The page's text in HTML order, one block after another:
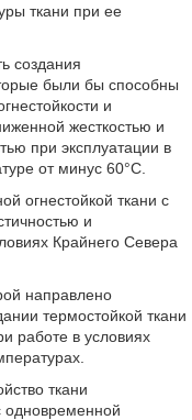
ткани при ее
создания
были бы способны
и
жесткостью и
при эксплуатации в
от минус 60°С.
огнестойкой ткани с
и
Крайнего Севера
направлено
термостойкой ткани
работе в условиях
ткани
одновременной